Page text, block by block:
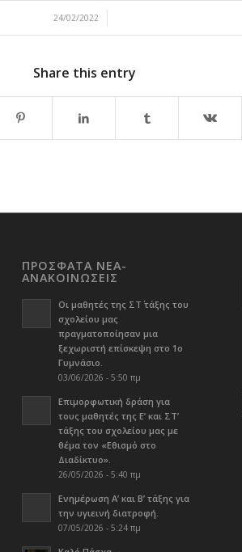
24/02/2022
/
Share this entry
ΠΡΟΣΦΑΤΑ ΝΕΑ-
ΑΝΑΚΟΙΝΩΣΕΙΣ
Οι μαθητές της ΣΤ΄ τάξης του
σχολείου μας
πραγματοποίησαν μια
ξεχωριστή επίσκεψη στο 1ο
Γυμνάσιο.
03/06/2026 - 5:50 πμ
Επιμορφωτική δράση για
τους μαθητές της Ε’ και ΣΤ’
τάξης του σχολείου μας με
θέμα τον «Εθισμό στο
Διαδίκτυο».
26/05/2026 - 5:40 πμ
Ενημέρωση Α’ και Β’ τάξης για
την υγιεινή διατροφή.
07/05/2026 - 5:24 πμ